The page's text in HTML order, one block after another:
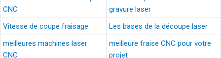
CNC
gravure laser
Vitesse de coupe fraisage
Les bases de la découpe laser
meilleures machines laser
CNC
meilleure fraise CNC pour votre
projet